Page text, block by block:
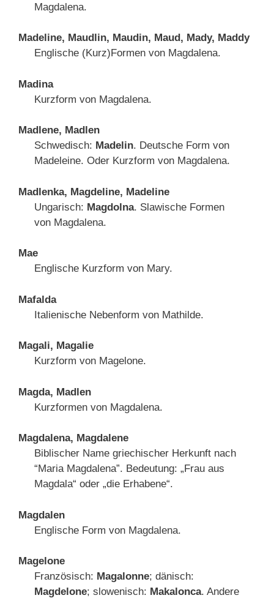
Magdalena.
Madeline, Maudlin, Maudin, Maud, Mady, Maddy
Englische (Kurz)Formen von Magdalena.
Madina
Kurzform von Magdalena.
Madlene, Madlen
Schwedisch: Madelin. Deutsche Form von
Madeleine. Oder Kurzform von Magdalena.
Madlenka, Magdeline, Madeline
Ungarisch: Magdolna. Slawische Formen
von Magdalena.
Mae
Englische Kurzform von Mary.
Mafalda
Italienische Nebenform von Mathilde.
Magali, Magalie
Kurzform von Magelone.
Magda, Madlen
Kurzformen von Magdalena.
Magdalena, Magdalene
Biblischer Name griechischer Herkunft nach
“Maria Magdalena”. Bedeutung: „Frau aus
Magdala“ oder „die Erhabene“.
Magdalen
Englische Form von Magdalena.
Magelone
Französisch: Magalonne; dänisch:
Magdelone; slowenisch: Makalonca. Andere